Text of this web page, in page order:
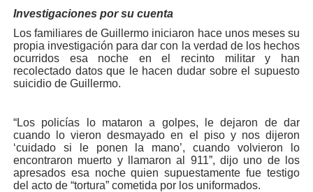
Investigaciones por su cuenta
Los familiares de Guillermo iniciaron hace unos meses su
propia investigación para dar con la verdad de los hechos
ocurridos esa noche en el recinto militar y han
recolectado datos que le hacen dudar sobre el supuesto
suicidio de Guillermo.
“Los policías lo mataron a golpes, le dejaron de dar
cuando lo vieron desmayado en el piso y nos dijeron
‘cuidado si le ponen la mano’, cuando volvieron lo
encontraron muerto y llamaron al 911”, dijo uno de los
apresados esa noche quien supuestamente fue testigo
del acto de “tortura” cometida por los uniformados.